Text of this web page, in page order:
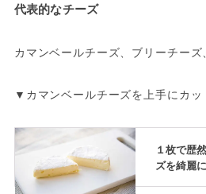
代表的なチーズ
カマンベールチーズ、ブリーチー
▼カマンベールチーズを上手にカッ
１枚で歴
ズを綺麗